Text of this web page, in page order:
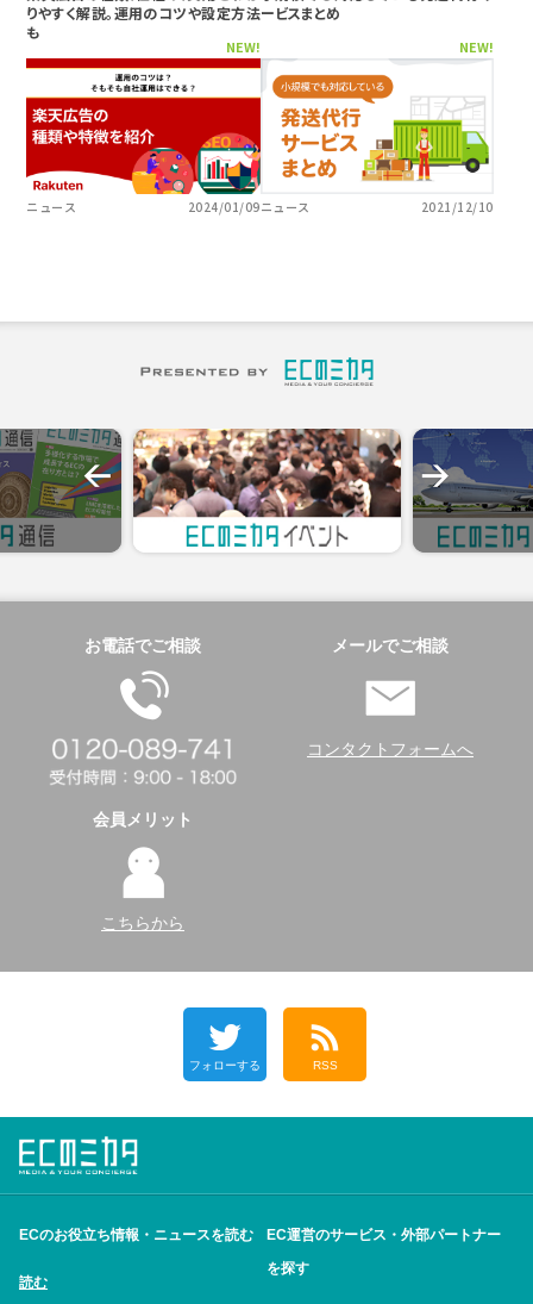
りやすく解説。運用のコツや設定方法
も
NEW!
ニュース 2024/01/09
ービスまとめ
NEW!
ニュース 2021/12/10
お電話でご相談 メールでご相談
コンタクトフォームへ
会員メリット
こちらから
フォローする RSS
ECのお役立ち情報・ニュースを読む
読む
EC運営のサービス・外部パートナー
を探す